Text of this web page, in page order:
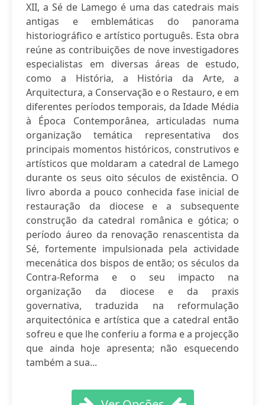
XII, a Sé de Lamego é uma das catedrais mais
antigas e emblemáticas do panorama
historiográfico e artístico português. Esta obra
reúne as contribuições de nove investigadores
especialistas em diversas áreas de estudo,
como a História, a História da Arte, a
Arquitectura, a Conservação e o Restauro, e em
diferentes períodos temporais, da Idade Média
à Época Contemporânea, articuladas numa
organização temática representativa dos
principais momentos históricos, construtivos e
artísticos que moldaram a catedral de Lamego
durante os seus oito séculos de existência. O
livro aborda a pouco conhecida fase inicial de
restauração da diocese e a subsequente
construção da catedral românica e gótica; o
período áureo da renovação renascentista da
Sé, fortemente impulsionada pela actividade
mecenática dos bispos de então; os séculos da
Contra-Reforma e o seu impacto na
organização da diocese e da praxis
governativa, traduzida na reformulação
arquitectónica e artística que a catedral então
sofreu e que lhe conferiu a forma e a projecção
que ainda hoje apresenta; não esquecendo
também a sua...